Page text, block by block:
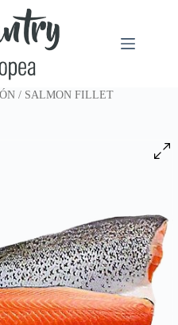
/ SALMON FILLET